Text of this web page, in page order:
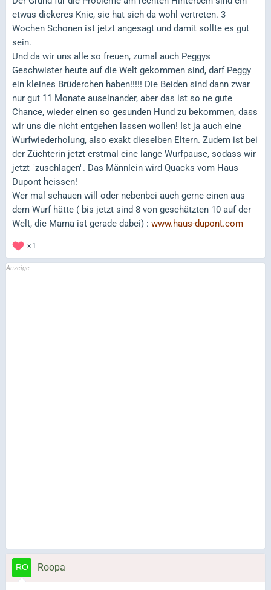
etwas dickeres Knie, sie hat sich da wohl vertreten. 3
Wochen Schonen ist jetzt angesagt und damit sollte es gut
sein.
Und da wir uns alle so freuen, zumal auch Peggys
Geschwister heute auf die Welt gekommen sind, darf Peggy
ein kleines Brüderchen haben!!!!! Die Beiden sind dann zwar
nur gut 11 Monate auseinander, aber das ist so ne gute
Chance, wieder einen so gesunden Hund zu bekommen, dass
wir uns die nicht entgehen lassen wollen! Ist ja auch eine
Wurfwiederholung, also exakt dieselben Eltern. Zudem ist bei
der Züchterin jetzt erstmal eine lange Wurfpause, sodass wir
jetzt "zuschlagen". Das Männlein wird Quacks vom Haus
Dupont heissen!
Wer mal schauen will oder nebenbei auch gerne einen aus
dem Wurf hätte ( bis jetzt sind 8 von geschätzten 10 auf der
Welt, die Mama ist gerade dabei) : www.haus-dupont.com
1
Roopa